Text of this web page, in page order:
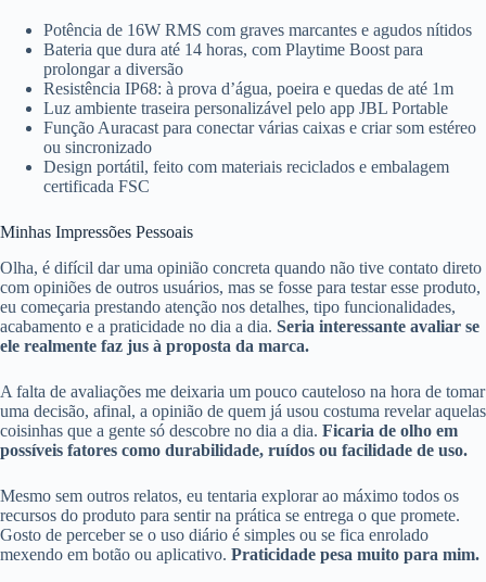
Potência de 16W RMS com graves marcantes e agudos nítidos
Bateria que dura até 14 horas, com Playtime Boost para
prolongar a diversão
Resistência IP68: à prova d’água, poeira e quedas de até 1m
Luz ambiente traseira personalizável pelo app JBL Portable
Função Auracast para conectar várias caixas e criar som estéreo
ou sincronizado
Design portátil, feito com materiais reciclados e embalagem
certificada FSC
Minhas Impressões Pessoais
Olha, é difícil dar uma opinião concreta quando não tive contato direto
com opiniões de outros usuários, mas se fosse para testar esse produto,
eu começaria prestando atenção nos detalhes, tipo funcionalidades,
acabamento e a praticidade no dia a dia. Seria interessante avaliar se
ele realmente faz jus à proposta da marca.
A falta de avaliações me deixaria um pouco cauteloso na hora de tomar
uma decisão, afinal, a opinião de quem já usou costuma revelar aquelas
coisinhas que a gente só descobre no dia a dia. Ficaria de olho em
possíveis fatores como durabilidade, ruídos ou facilidade de uso.
Mesmo sem outros relatos, eu tentaria explorar ao máximo todos os
recursos do produto para sentir na prática se entrega o que promete.
Gosto de perceber se o uso diário é simples ou se fica enrolado
mexendo em botão ou aplicativo. Praticidade pesa muito para mim.